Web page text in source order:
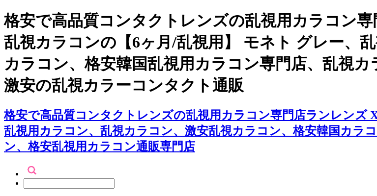
格安で高品質コンタクトレンズの乱視用カラコン
乱視カラコンの【6ヶ月/乱視用】 モネト グレー、
カラコン、格安韓国乱視用カラコン専門店、乱視カ
激安の乱視カラーコンタクト通販
格安で高品質コンタクトレンズの乱視用カラコン専門店ランレンズ
乱視用カラコン、乱視カラコン、激安乱視カラコン、格安韓国カラ
ン、格安乱視用カラコン通販専門店